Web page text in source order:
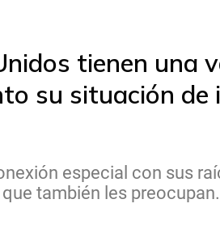
tienen una
su situación
especial con sus
también les preocupan.